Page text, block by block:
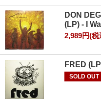
DON
(LP) - I
2,989円(税
FRED
SOLD OUT